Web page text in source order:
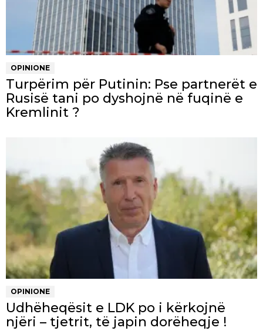
OPINIONE
Turpërim për Putinin: Pse partnerët e
Rusisë tani po dyshojnë në fuqinë e
Kremlinit ?
OPINIONE
Udhëheqësit e LDK po i kërkojnë
njëri – tjetrit, të japin dorëheqje !